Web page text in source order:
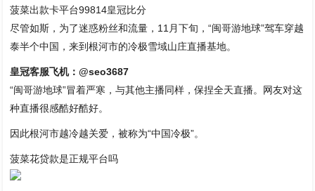
菠菜出款卡平台99814皇冠比分
尽管如斯，为了迷惑粉丝和流量，11月下旬，“闽哥游地球”驾车穿越
泰半个中国，来到根河市的冷极雪域山庄直播基地。
皇冠客服飞机：@seo3687
“闽哥游地球”冒着严寒，与其他主播同样，保捏全天直播。网友对这
种直播很感酷好酷好。
因此根河市越冷越关爱，被称为“中国冷极”。
菠菜花贷款是正规平台吗